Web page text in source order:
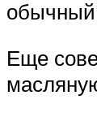
обычный
Еще